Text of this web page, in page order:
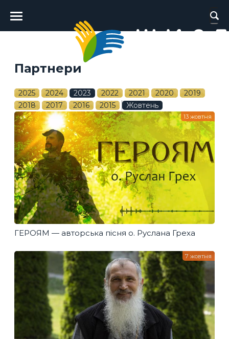
Головне
меню
Партнери
2025 2024 2023 2022 2021 2020
2019
2018
2017 2016 2015 Жовтень
ГЕРОЯМ — авторська пісня о. Руслана Греха
13 жовтня
7 жовтня